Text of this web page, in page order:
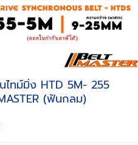
มิ่ง HTD 5M- 255
(ฟันกลม)